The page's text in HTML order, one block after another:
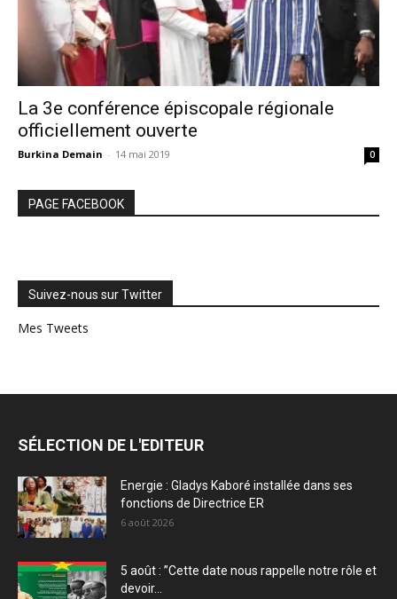
La 3e conférence épiscopale régionale
officiellement ouverte
Burkina Demain - 14 mai 2019 0
PAGE FACEBOOK
Suivez-nous sur Twitter
Mes Tweets
SÉLECTION DE L'EDITEUR
Energie : Gladys Kaboré installée dans ses
fonctions de Directrice ER
6 août 2026
5 août : ”Cette date nous rappelle notre rôle et
devoir...